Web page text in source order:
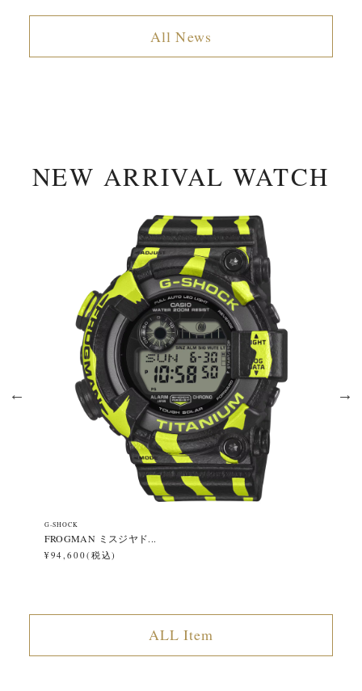
All News
NEW ARRIVAL WATCH
G-SHOCK
FROGMAN ミスジヤド...
¥94,600(税込)
ALL Item